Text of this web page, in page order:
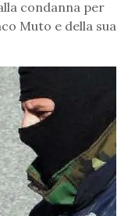
condanna per
Muto e della sua